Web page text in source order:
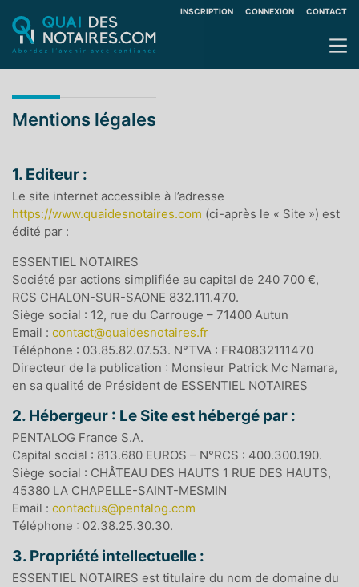
INSCRIPTION CONNEXION CONTACT
Mentions légales
1. Editeur :
Le site internet accessible à l’adresse
https://www.quaidesnotaires.com (ci-après le « Site ») est
édité par :
ESSENTIEL NOTAIRES
Société par actions simplifiée au capital de 240 700 €,
RCS CHALON-SUR-SAONE 832.111.470.
Siège social : 12, rue du Carrouge – 71400 Autun
Email : contact@quaidesnotaires.fr
Téléphone : 03.85.82.07.53. N°TVA : FR40832111470
Directeur de la publication : Monsieur Patrick Mc Namara,
en sa qualité de Président de ESSENTIEL NOTAIRES
2. Hébergeur : Le Site est hébergé par :
PENTALOG France S.A.
Capital social : 813.680 EUROS – N°RCS : 400.300.190.
Siège social : CHÂTEAU DES HAUTS 1 RUE DES HAUTS,
45380 LA CHAPELLE-SAINT-MESMIN
Email : contactus@pentalog.com
Téléphone : 02.38.25.30.30.
3. Propriété intellectuelle :
ESSENTIEL NOTAIRES est titulaire du nom de domaine du